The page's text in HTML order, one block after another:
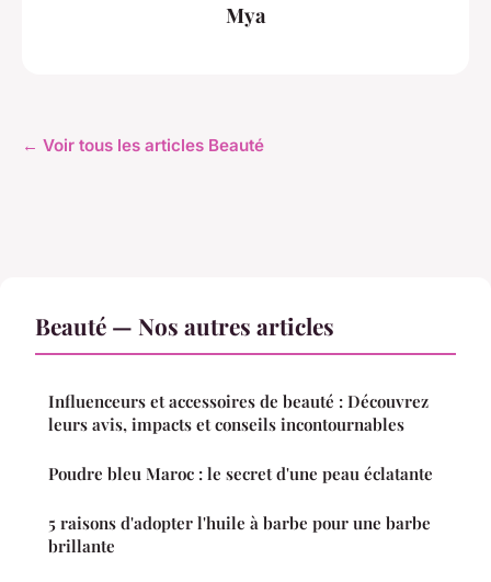
Mya
← Voir tous les articles Beauté
Beauté — Nos autres articles
Influenceurs et accessoires de beauté : Découvrez
leurs avis, impacts et conseils incontournables
Poudre bleu Maroc : le secret d'une peau éclatante
5 raisons d'adopter l'huile à barbe pour une barbe
brillante